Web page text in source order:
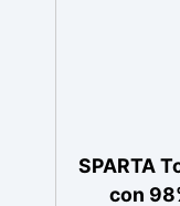
SPARTA
con